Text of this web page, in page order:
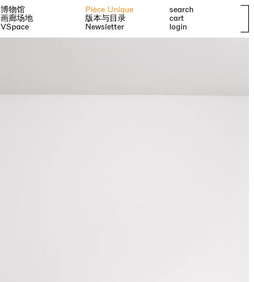
博物馆
画廊场地
VSpace
Pièce Unique
版本与目录
Newsletter
search
cart
login